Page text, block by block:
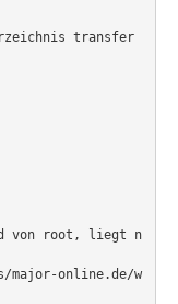
von root, liegt n